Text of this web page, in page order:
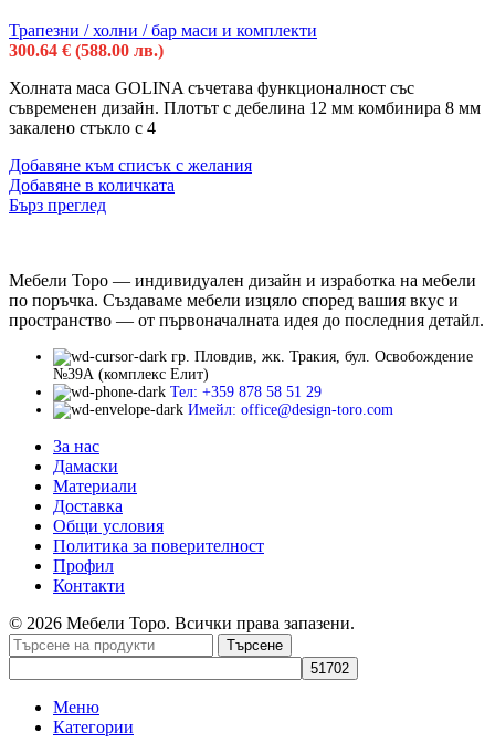
Трапезни / холни / бар маси и комплекти
300.64 € (588.00 лв.)
Холната маса GOLINA съчетава функционалност със
съвременен дизайн. Плотът с дебелина 12 мм комбинира 8 мм
закалено стъкло с 4
Добавяне към списък с желания
Добавяне в количката
Бърз преглед
Мебели Торо — индивидуален дизайн и изработка на мебели
по поръчка. Създаваме мебели изцяло според вашия вкус и
пространство — от първоначалната идея до последния детайл.
гр. Пловдив, жк. Тракия, бул. Освобождение
№39А (комплекс Елит)
Тел: +359 878 58 51 29
Имейл: office@design-toro.com
За нас
Дамаски
Материали
Доставка
Общи условия
Политика за поверителност
Профил
Контакти
© 2026 Мебели Торо. Всички права запазени.
Търсене
Меню
Категории